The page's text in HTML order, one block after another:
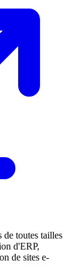
de toutes tailles
d'ERP,
de sites e-